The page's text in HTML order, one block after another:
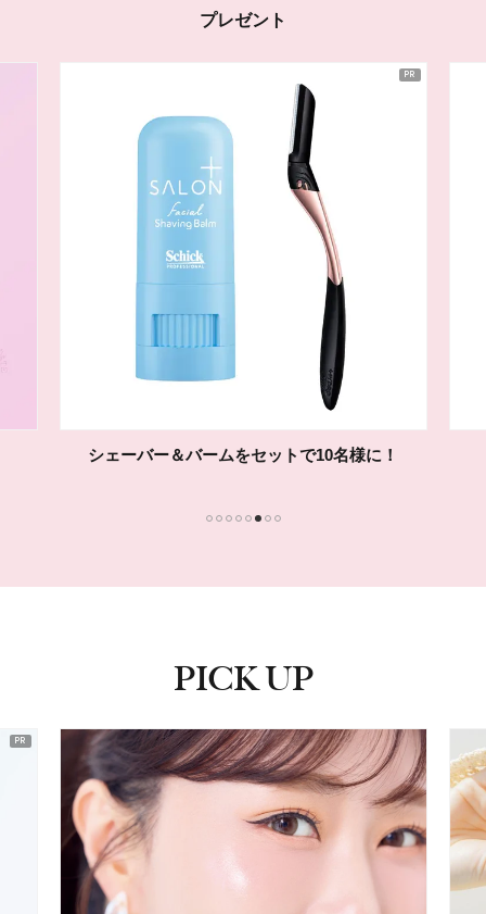
プレゼント
シェーバー＆バームをセットで10名様に！
PICK UP